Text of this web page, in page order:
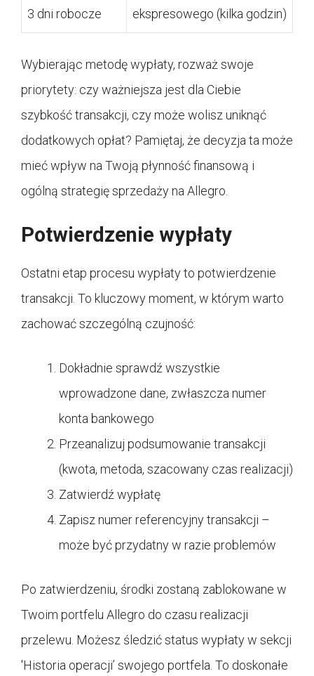
3 dni robocze
ekspresowego (kilka godzin)
Wybierając metodę wypłaty, rozważ swoje
priorytety: czy ważniejsza jest dla Ciebie
szybkość transakcji, czy może wolisz uniknąć
dodatkowych opłat? Pamiętaj, że decyzja ta może
mieć wpływ na Twoją płynność finansową i
ogólną strategię sprzedaży na Allegro.
Potwierdzenie wypłaty
Ostatni etap procesu wypłaty to potwierdzenie
transakcji. To kluczowy moment, w którym warto
zachować szczególną czujność:
Dokładnie sprawdź wszystkie
wprowadzone dane, zwłaszcza numer
konta bankowego
Przeanalizuj podsumowanie transakcji
(kwota, metoda, szacowany czas realizacji)
Zatwierdź wypłatę
Zapisz numer referencyjny transakcji –
może być przydatny w razie problemów
Po zatwierdzeniu, środki zostaną zablokowane w
Twoim portfelu Allegro do czasu realizacji
przelewu. Możesz śledzić status wypłaty w sekcji
'Historia operacji’ swojego portfela. To doskonałe